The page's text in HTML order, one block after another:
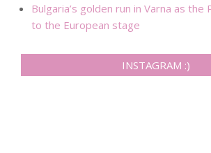
Bulgaria’s golden run in Varna as the
to the European stage
INSTAGRAM :)